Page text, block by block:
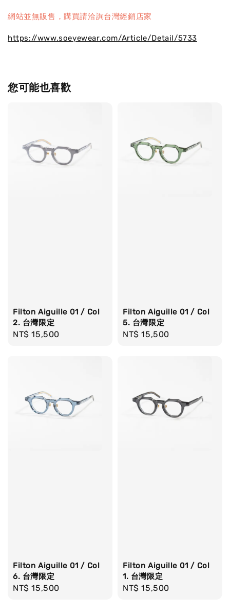
網站並無販售，購買請洽詢台灣經銷店家
https://www.soeyewear.com/Article/Detail/5733
您可能也喜歡
Filton Aiguille 01 / Col
2. 台灣限定
Regular
NT$ 15,500
Filton Aiguille 01 / Col
5. 台灣限定
Regular
NT$ 15,500
Filton Aiguille 01 / Col
6. 台灣限定
Regular
NT$ 15,500
Filton Aiguille 01 / Col
1. 台灣限定
Regular
NT$ 15,500